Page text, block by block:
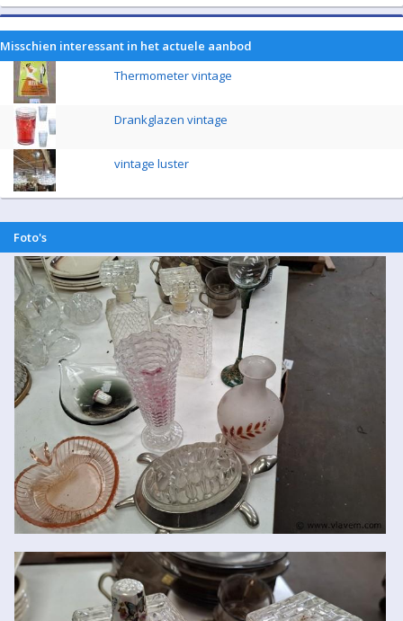
Misschien interessant in het actuele aanbod
Thermometer vintage
Drankglazen vintage
vintage luster
Foto's